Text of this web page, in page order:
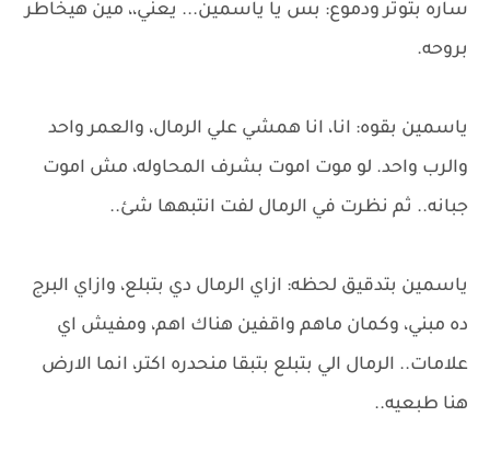
ساره بتوتر ودموع: بس يا ياسمين... يعني،، مين هيخاطر
بروحه.
ياسمين بقوه: انا، انا همشي علي الرمال، والعمر واحد
والرب واحد. لو موت اموت بشرف المحاوله، مش اموت
جبانه.. ثم نظرت في الرمال لفت انتبهها شئ..
ياسمين بتدقيق لحظه: ازاي الرمال دي بتبلع، وازاي البرج
ده مبني، وكمان ماهم واقفين هناك اهم، ومفيش اي
علامات.. الرمال الي بتبلع بتبقا منحدره اكتر، انما الارض
هنا طبعيه..